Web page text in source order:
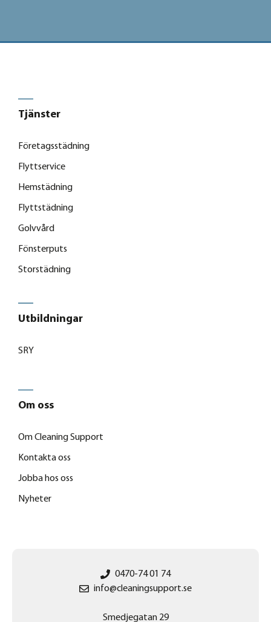
Tjänster
Företagsstädning
Flyttservice
Hemstädning
Flyttstädning
Golvvård
Fönsterputs
Storstädning
Utbildningar
SRY
Om oss
Om Cleaning Support
Kontakta oss
Jobba hos oss
Nyheter
0470-74 01 74
info@cleaningsupport.se
Smedjegatan 29